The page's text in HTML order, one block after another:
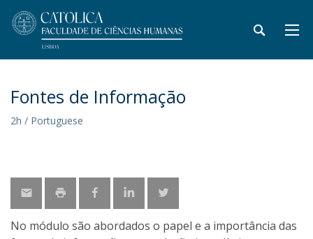
Fontes de Informação
2h / Portuguese
No módulo são abordados o papel e a importância das